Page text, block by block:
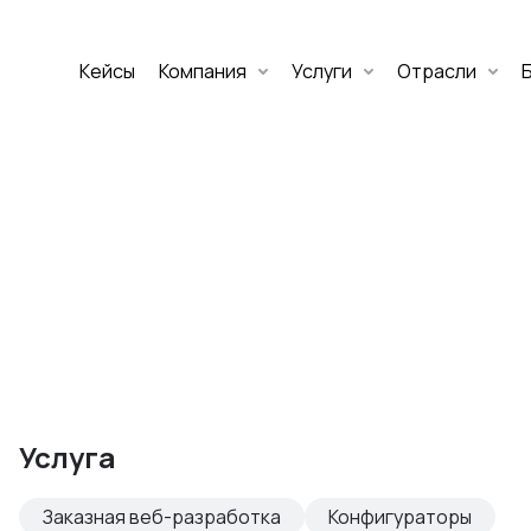
Кейсы Компания Услуги Отрасли
Услуга
Заказная веб-разработка
Конфигураторы